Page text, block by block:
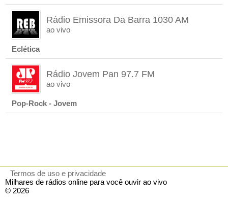
Rádio Emissora Da Barra 1030 AM
ao vivo
Eclética
Rádio Jovem Pan 97.7 FM
ao vivo
Pop-Rock - Jovem
Termos de uso e privacidade
Milhares de rádios online para você ouvir ao vivo
© 2026